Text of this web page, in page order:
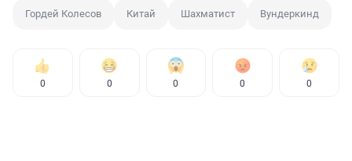
Гордей Колесов Китай Шахматист Вундеркинд
0 0 0 0 0